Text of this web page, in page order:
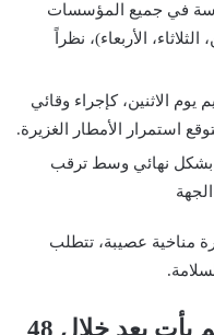
في جميع المؤسسات
الثلاثاء، الأربعاء)، نظراً
يوم الاثنين، كإجراء وقائي
استمرار الأمطار الغزيرة.
بشكل نهائي وسط ترقب
مناخية عصيبة، تتطلب
تحذيرات قصوى: الأسوأ لم يأت بعد خلال 48